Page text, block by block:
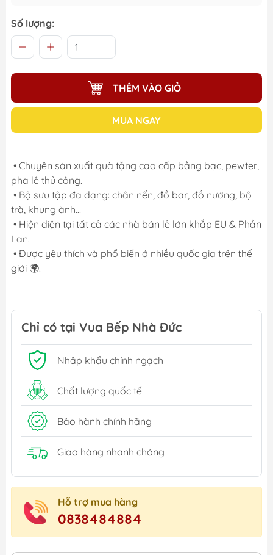
Số lượng:
THÊM VÀO GIỎ
MUA NGAY
• Chuyên sản xuất quà tặng cao cấp bằng bạc, pewter,
pha lê thủ công.
• Bộ sưu tập đa dạng: chân nến, đồ bar, đồ nướng, bộ
trà, khung ảnh…
• Hiện diện tại tất cả các nhà bán lẻ lớn khắp EU & Phần
Lan.
• Được yêu thích và phổ biến ở nhiều quốc gia trên thế
giới 🌍.
Chỉ có tại Vua Bếp Nhà Đức
Nhập khẩu chính ngạch
Chất lượng quốc tế
Bảo hành chính hãng
Giao hàng nhanh chóng
Hỗ trợ mua hàng
0838484884